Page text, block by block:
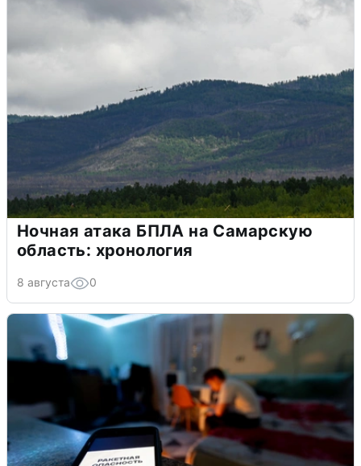
Ночная атака БПЛА на Самарскую
область: хронология
8 августа 0